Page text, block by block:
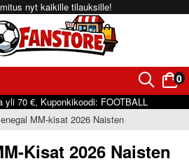
nyt kaikille tilauksille!
󰂨 0
󰃠
yli 70 €, Kuponkikoodi: FOOTBALL
MM-kisat 2026 Naisten
Kisat 2026 Naisten